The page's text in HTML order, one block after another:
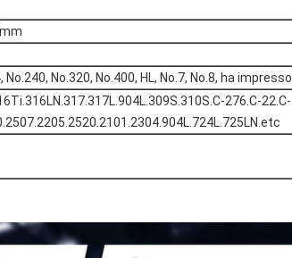
No.240, No.320, No.400, HL, No.7, No.8, ha impresso
276.C-22.C-